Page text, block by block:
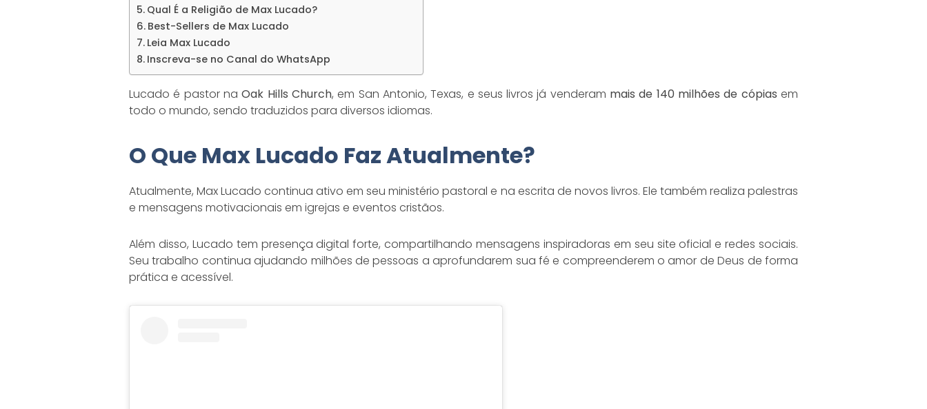
Qual É a Religião de Max Lucado?
Best-Sellers de Max Lucado
Leia Max Lucado
Inscreva-se no Canal do WhatsApp
Lucado é pastor naOak Hills Church, em San Antonio, Texas, e seus livros já venderam mais de 140 milhões de cópias em
todo o mundo, sendo traduzidos para diversos idiomas.
O Que Max Lucado Faz Atualmente?
Atualmente, Max Lucado continua ativo em seu ministério pastoral e na escrita de novos livros. Ele também realiza palestras
e mensagens motivacionais em igrejas e eventos cristãos.
Além disso, Lucado tem presença digital forte, compartilhando mensagens inspiradoras em seu site oficial e redes sociais.
Seu trabalho continua ajudando milhões de pessoas a aprofundarem sua fé e compreenderem o amor de Deus de forma
prática e acessível.